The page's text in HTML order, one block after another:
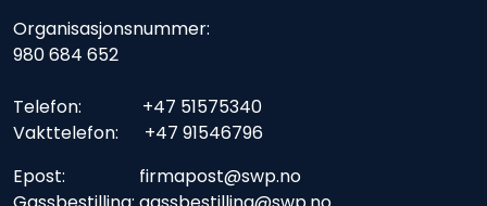
Organisasjonsnummer:
980 684 652
Telefon: +47 51575340
Vakttelefon: +47 91546796
Epost: firmapost@swp.no